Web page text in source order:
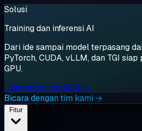
Solusi
Training dan inferensi AI
Dari ide sampai model terpasang
PyTorch, CUDA, vLLM, dan TGI
GPU.
Lihat beban kerja AI →
Bicara dengan tim kami →
Fitur